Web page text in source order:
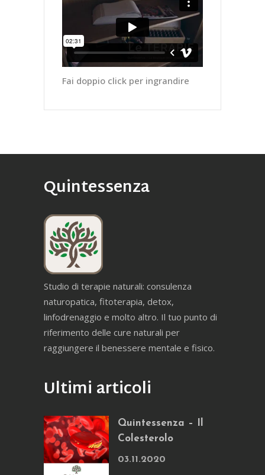
Fai doppio click per ingrandire
Quintessenza
Studio di terapie naturali: consulenza
naturopatica, fitoterapia, detox,
linfodrenaggio e molto altro. Il tuo punto di
riferimento delle cure naturali per
raggiungere il benessere mentale e fisico.
Ultimi articoli
Quintessenza – Il
Colesterolo
03.11.2020